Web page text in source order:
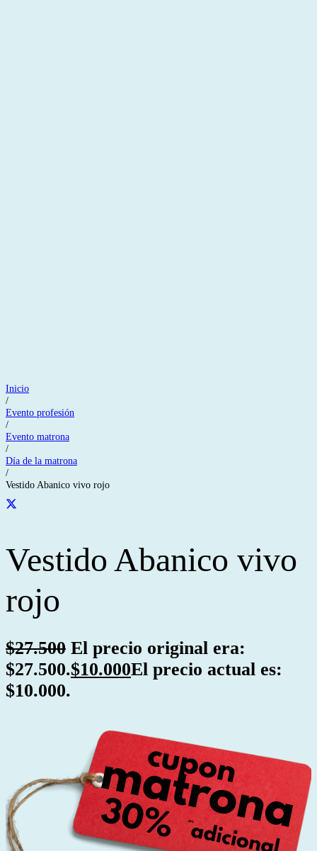
Inicio
/
Evento profesión
/
Evento matrona
/
Día de la matrona
/
Vestido Abanico vivo rojo
Vestido Abanico vivo
rojo
$27.500 El precio original era:
$27.500.$10.000El precio actual es:
$10.000.